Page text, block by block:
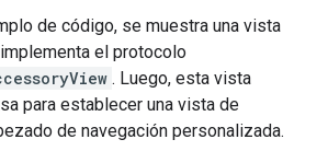
de código, se muestra una vista
el protocolo
. Luego, esta vista
para establecer una vista de
de navegación personalizada.